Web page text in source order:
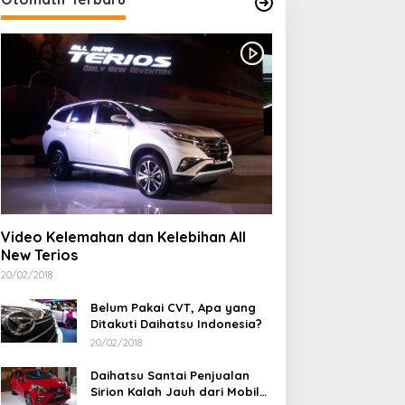
Asal Arab Saudi
Dunia di Bima,
Tolak Autopsi
Cegah Anemia dan Stunting
pada Remaja, Dinkes
Kabupaten Bima Gelar Aksi
Video Kelemahan dan Kelebihan All
New Terios
20/02/2018
Belum Pakai CVT, Apa yang
Ditakuti Daihatsu Indonesia?
20/02/2018
Daihatsu Santai Penjualan
Sirion Kalah Jauh dari Mobil